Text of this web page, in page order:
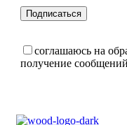
соглашаюсь на
получение